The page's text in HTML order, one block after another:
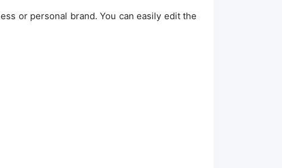
or personal brand. You can easily edit the